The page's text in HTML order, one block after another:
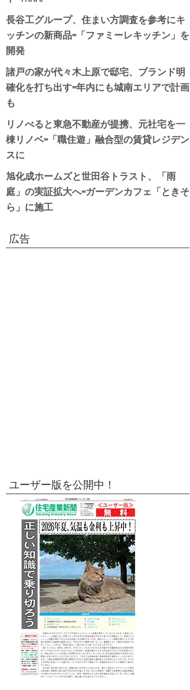
長谷工グループ、住まい方調査を参考にキ
ッチンの新商品=「ファミーレキッチン」を
開発
諸戸の家が代々木上原で邸宅、ブランド明
確化を打ち出す=年内にも城南エリアで計画
も
リノべると東急不動産が提携、元社宅を一
棟リノベ=「職住遊」融合型の賃貸レジデン
スに
旭化成ホームズと世田谷トラスト、「雨
庭」の実証拡大へ=ガーデンカフェ「ときそ
ら」に施工
広告
ユーザー版を公開中！